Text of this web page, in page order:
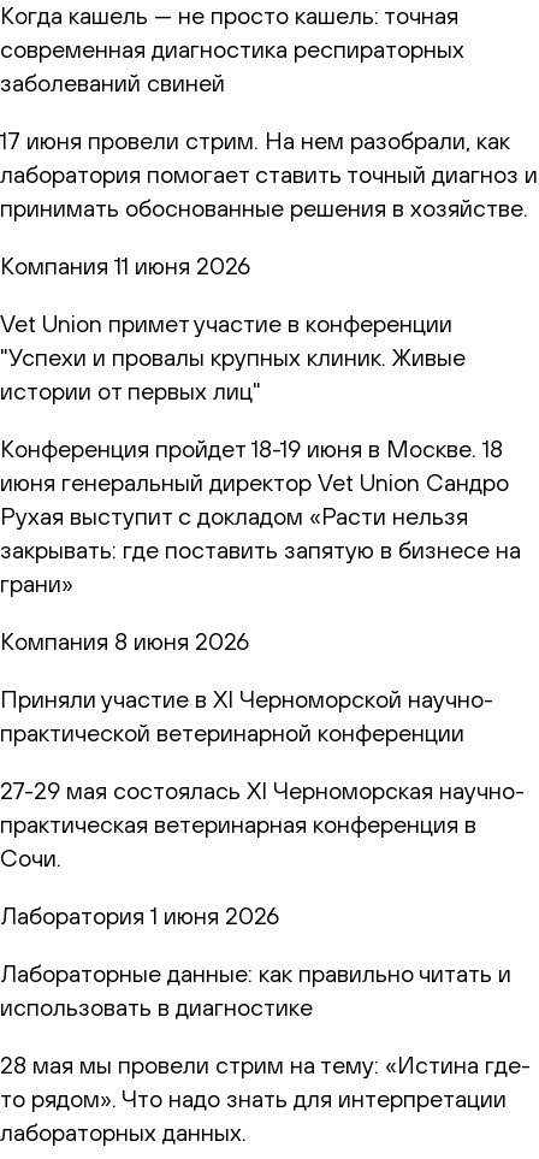
Когда кашель — не просто кашель: точная
современная диагностика респираторных
заболеваний свиней
17 июня провели стрим. На нем разобрали, как
лаборатория помогает ставить точный диагноз и
принимать обоснованные решения в хозяйстве.
Компания 11 июня 2026
Vet Union примет участие в конференции
"Успехи и провалы крупных клиник. Живые
истории от первых лиц"
Конференция пройдет 18-19 июня в Москве. 18
июня генеральный директор Vet Union Сандро
Рухая выступит с докладом «Расти нельзя
закрывать: где поставить запятую в бизнесе на
грани»
Компания 8 июня 2026
Приняли участие в XI Черноморской научно-
практической ветеринарной конференции
27-29 мая состоялась XI Черноморская научно-
практическая ветеринарная конференция в
Сочи.
Лаборатория 1 июня 2026
Лабораторные данные: как правильно читать и
использовать в диагностике
28 мая мы провели стрим на тему: «Истина где-
то рядом». Что надо знать для интерпретации
лабораторных данных.